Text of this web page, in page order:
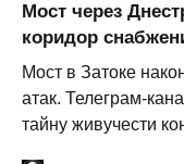
Мост через
коридор
Мост в Затоке
атак. Телеграм-
тайну живучести